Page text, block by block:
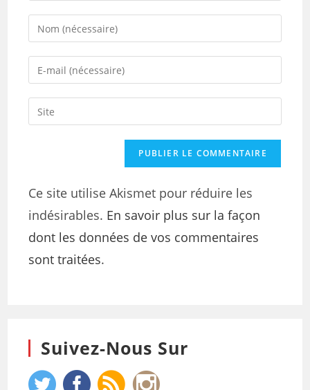
Ce site utilise Akismet pour réduire les
indésirables. En savoir plus sur la façon
dont les données de vos commentaires
sont traitées.
Suivez-Nous Sur